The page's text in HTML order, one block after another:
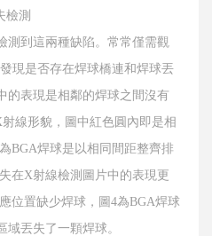
檢測
測到這兩種缺陷。常常僅需觀
現是否存在焊球橋連和焊球丟
的表現是相鄰的焊球之間沒有
線形貌，圖中紅色圓內即是相
BGA焊球是以相同間距整齊排
在X射線檢測圖片中的表現更
位置缺少焊球，圖4為BGA焊球
丟失了一顆焊球。